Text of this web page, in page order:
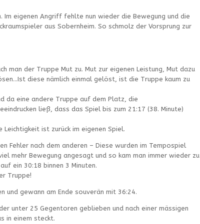
eigenen Angriff fehlte nun wieder die Bewegung und die
aus Sobernheim. So schmolz der Vorsprung zur
man der Truppe Mut zu. Mut zur eigenen Leistung, Mut dazu
diese nämlich einmal gelöst, ist die Truppe kaum zu
da eine andere Truppe auf dem Platz, die
ließ, dass das Spiel bis zum 21:17 (38. Minute)
ist zurück im eigenen Spiel.
Fehler nach dem anderen – Diese wurden im Tempospiel
mehr Bewegung angesagt und so kam man immer wieder zu
ein 30:18 binnen 3 Minuten.
Truppe!
und gewann am Ende souverän mit 36:24.
unter 25 Gegentoren geblieben und nach einer mässigen
in einem steckt.